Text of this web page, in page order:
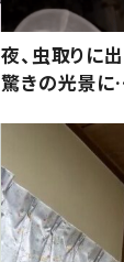
夜、虫取りに
驚きの光景に…